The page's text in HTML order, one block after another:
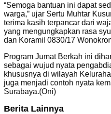
“Semoga bantuan ini dapat
warga,” ujar Sertu Muhtar
terima kasih terpancar dari
yang mengungkapkan rasa
dan Koramil 0830/17
Program Jumat Berkah ini
sebagai wujud nyata
khususnya di wilayah
juga menjadi contoh nyata
Surabaya.(Oni)
Berita Lainnya